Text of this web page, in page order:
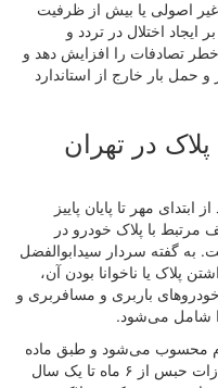
اصولی یا بیش از ظرفیت
اختلال در تردد و
تصادفات را افزایش دهد و
بار خارج از استاندارد
پلاک در تهران
مهر تا پایان پاییز
۲۰۰ فقره تخلف مرتبط با پلاک خودرو در
گفته سردار سیدابوالفضل
پلاک یا ناخوانا بودن آن،
باربری و مسافربری و
شامل می‌شود.
محسوب می‌شود و طبق ماده
۷۲۰ قانون مجازات اسلامی می‌تواند مجازات حبس از ۶ ماه تا یک سال